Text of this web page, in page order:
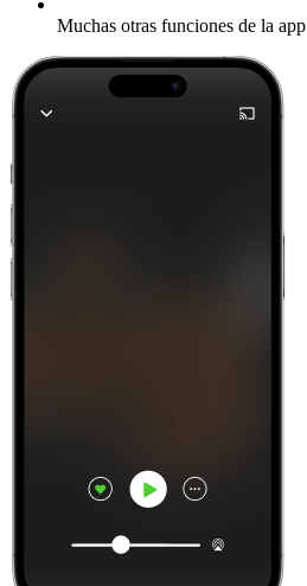
Muchas otras funciones de la app